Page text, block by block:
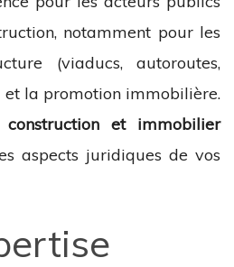
notamment pour les
(viaducs, autoroutes,
et la promotion immobilière.
construction et immobilier
aspects juridiques de vos